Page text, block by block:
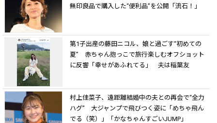
無印良品で購入した“便利品”を公開「流石！」
第1子出産の藤田ニコル、娘と過ごす“初めての
夏” 赤ちゃん抱っこで旅行楽しむオフショット
に反響「幸せがあふれてる」 夫は稲葉友
村上佳菜子、遠距離結婚中の夫との再会で“全力
ハグ” 大ジャンプで飛びつく姿に「めちゃ飛ん
でる（笑）」「かなちゃんすごいJUMP」